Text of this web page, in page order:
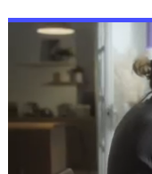
調査へ【Nスタ解説】